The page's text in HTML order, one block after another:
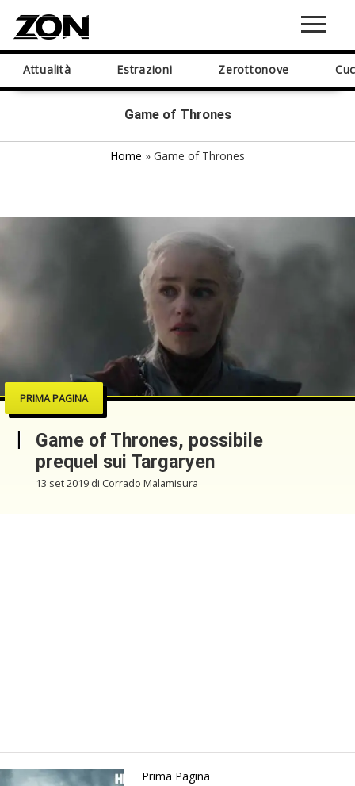
Attualità Estrazioni Zerottonove
Game of Thrones
Home » Game of Thrones
PRIMA PAGINA
Game of Thrones, possibile
prequel sui Targaryen
13 set 2019 di Corrado Malamisura
Prima Pagina